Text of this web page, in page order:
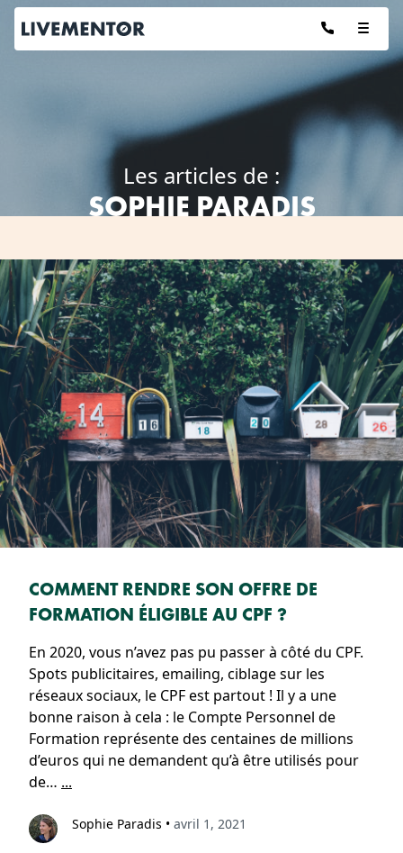
Aller
contenu
Les articles de :
SOPHIE PARADIS
COMMENT RENDRE SON OFFRE DE
FORMATION ÉLIGIBLE AU CPF ?
En 2020, vous n’avez pas pu passer à côté du CPF.
Spots publicitaires, emailing, ciblage sur les
réseaux sociaux, le CPF est partout ! Il y a une
bonne raison à cela : le Compte Personnel de
Formation représente des centaines de millions
d’euros qui ne demandent qu’à être utilisés pour
de… ...
Sophie Paradis • avril 1, 2021